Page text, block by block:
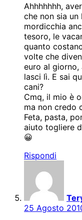
Ahhhhhhh,
che non sia
mordicchia
tesoro, le
quanto
volte che
euro al
lasci lì. E sai
cani?
Cmq, il mio è
ma non credo
Feta, pasta,
aiuto togliere
😀
Rispondi
25 Agosto